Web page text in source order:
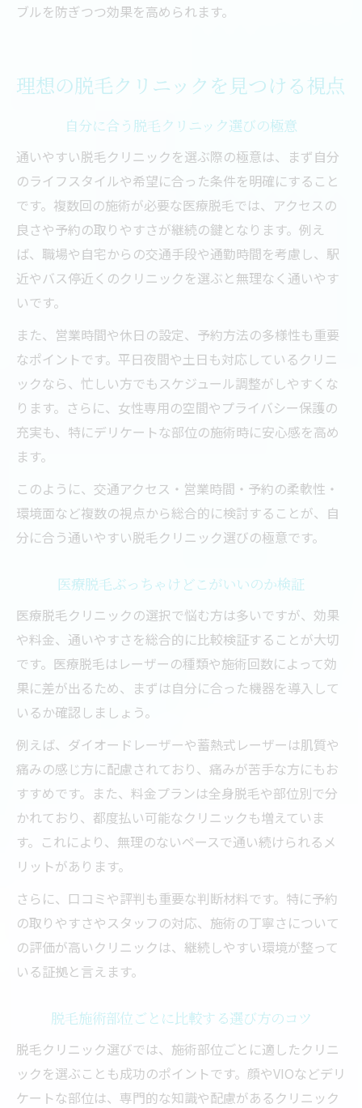
ブルを防ぎつつ効果を高められます。
理想の脱毛クリニックを見つける視点
自分に合う脱毛クリニック選びの極意
通いやすい脱毛クリニックを選ぶ際の極意は、まず自分
のライフスタイルや希望に合った条件を明確にすること
です。複数回の施術が必要な医療脱毛では、アクセスの
良さや予約の取りやすさが継続の鍵となります。例え
ば、職場や自宅からの交通手段や通勤時間を考慮し、駅
近やバス停近くのクリニックを選ぶと無理なく通いやす
いです。
また、営業時間や休日の設定、予約方法の多様性も重要
なポイントです。平日夜間や土日も対応しているクリニ
ックなら、忙しい方でもスケジュール調整がしやすくな
ります。さらに、女性専用の空間やプライバシー保護の
充実も、特にデリケートな部位の施術時に安心感を高め
ます。
このように、交通アクセス・営業時間・予約の柔軟性・
環境面など複数の視点から総合的に検討することが、自
分に合う通いやすい脱毛クリニック選びの極意です。
医療脱毛ぶっちゃけどこがいいのか検証
医療脱毛クリニックの選択で悩む方は多いですが、効果
や料金、通いやすさを総合的に比較検証することが大切
です。医療脱毛はレーザーの種類や施術回数によって効
果に差が出るため、まずは自分に合った機器を導入して
いるか確認しましょう。
例えば、ダイオードレーザーや蓄熱式レーザーは肌質や
痛みの感じ方に配慮されており、痛みが苦手な方にもお
すすめです。また、料金プランは全身脱毛や部位別で分
かれており、都度払い可能なクリニックも増えていま
す。これにより、無理のないペースで通い続けられるメ
リットがあります。
さらに、口コミや評判も重要な判断材料です。特に予約
の取りやすさやスタッフの対応、施術の丁寧さについて
の評価が高いクリニックは、継続しやすい環境が整って
いる証拠と言えます。
脱毛施術部位ごとに比較する選び方のコツ
脱毛クリニック選びでは、施術部位ごとに適したクリニ
ックを選ぶことも成功のポイントです。顔やVIOなどデリ
ケートな部位は、専門的な知識や配慮があるクリニック